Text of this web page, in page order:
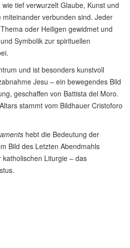
tief verwurzelt Glaube, Kunst und
verbunden sind. Jeder
oder Heiligen gewidmet und
Symbolik zur spirituellen
und ist besonders kunstvoll
Jesu – ein bewegendes Bild
geschaffen von Battista del Moro.
stammt vom Bildhauer Cristoforo
hebt die Bedeutung der
Bild des Letzten Abendmahls
Liturgie – das